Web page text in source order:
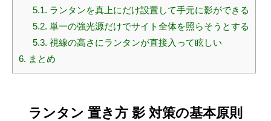
5.1. ランタンを真上にだけ設置して手元に影ができる
5.2. 単一の強光源だけでサイト全体を照らそうとする
5.3. 視線の高さにランタンが直接入って眩しい
6. まとめ
ランタン 置き方 影 対策の基本原則